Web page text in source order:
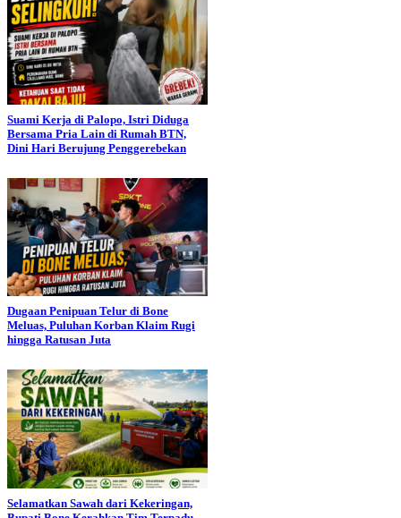
Suami Kerja di Palopo, Istri Diduga
Bersama Pria Lain di Rumah BTN,
Dini Hari Berujung Penggerebekan
Dugaan Penipuan Telur di Bone
Meluas, Puluhan Korban Klaim Rugi
hingga Ratusan Juta
Selamatkan Sawah dari Kekeringan,